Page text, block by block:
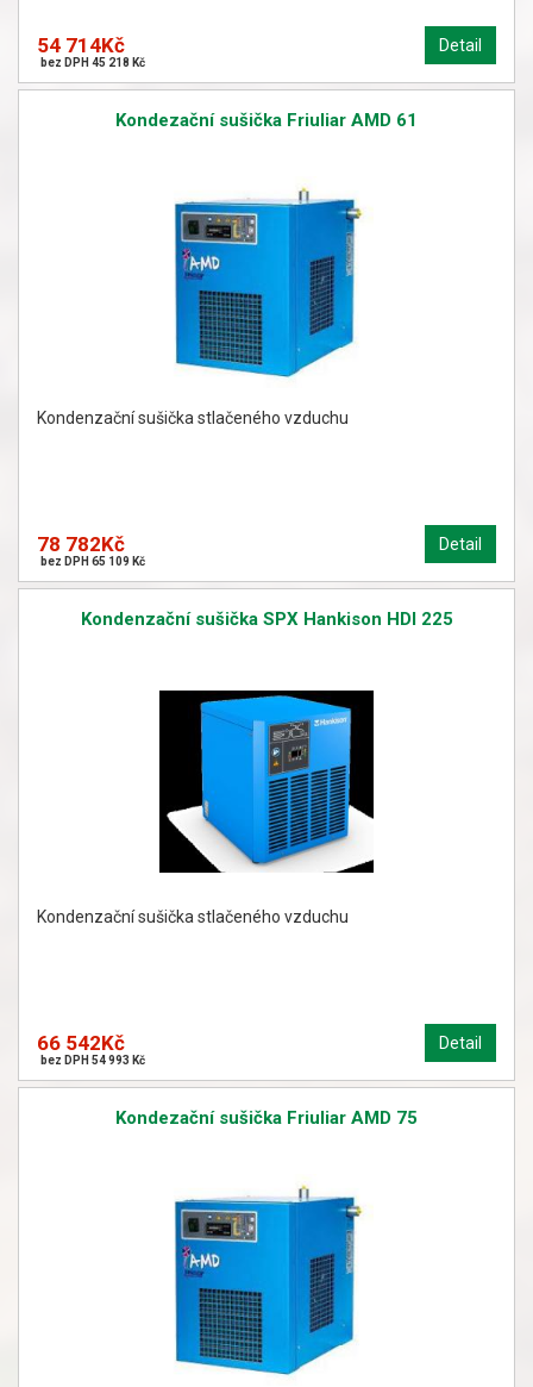
Detail
54 714Kč
bez DPH 45 218 Kč
Kondezační sušička Friuliar AMD 61
Kondenzační sušička stlačeného vzduchu
Detail
78 782Kč
bez DPH 65 109 Kč
Kondenzační sušička SPX Hankison HDI 225
Kondenzační sušička stlačeného vzduchu
Detail
66 542Kč
bez DPH 54 993 Kč
Kondezační sušička Friuliar AMD 75